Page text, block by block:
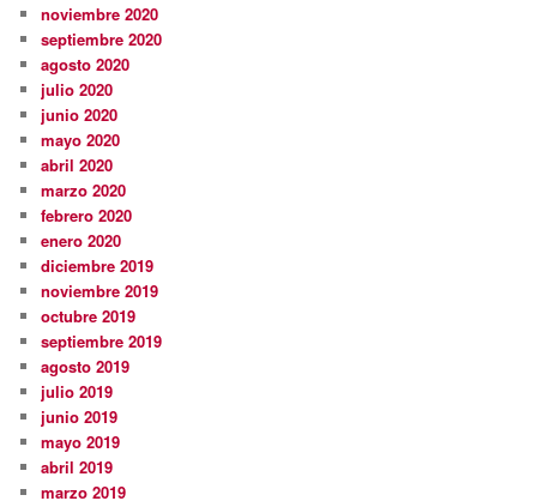
noviembre 2020
septiembre 2020
agosto 2020
julio 2020
junio 2020
mayo 2020
abril 2020
marzo 2020
febrero 2020
enero 2020
diciembre 2019
noviembre 2019
octubre 2019
septiembre 2019
agosto 2019
julio 2019
junio 2019
mayo 2019
abril 2019
marzo 2019